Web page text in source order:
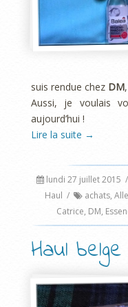
suis rendue chez DM
Aussi, je voulais
aujourd’hui !
Lire la suite →
lundi 27 juillet 2015 /
Haul / achats,
Catrice, DM,
Haul